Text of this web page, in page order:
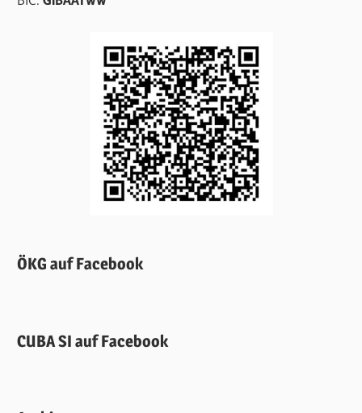
ÖKG auf Facebook
CUBA SI auf Facebook